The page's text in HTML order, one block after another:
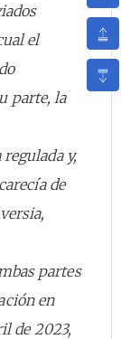
el
parte, la
y,
de
partes
en
de 2023,